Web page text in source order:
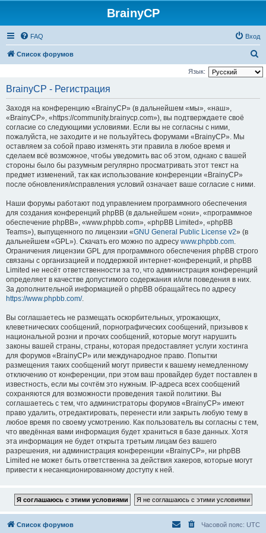
BrainyCP
FAQ Вход
Список форумов
о
Язык:
BrainyCP - Регистрация
Заходя на конференцию «BrainyCP» (в дальнейшем «мы», «наш»,
«BrainyCP», «https://community.brainycp.com»), вы подтверждаете своё
согласие со следующими условиями. Если вы не согласны с ними,
пожалуйста, не заходите и не пользуйтесь форумами «BrainyCP». Мы
оставляем за собой право изменять эти правила в любое время и
сделаем всё возможное, чтобы уведомить вас об этом, однако с вашей
стороны было бы разумным регулярно просматривать этот текст на
предмет изменений, так как использование конференции «BrainyCP»
после обновления/исправления условий означает ваше согласие с ними.
Наши форумы работают под управлением программного обеспечения
для создания конференций phpBB (в дальнейшем «они», «программное
обеспечение phpBB», «www.phpbb.com», «phpBB Limited», «phpBB
Teams»), выпущенного по лицензии «GNU General Public License v2» (в
дальнейшем «GPL»). Скачать его можно по адресу www.phpbb.com.
Ограничения лицензии GPL для программного обеспечения phpBB строго
связаны с организацией и поддержкой интернет-конференций, и phpBB
Limited не несёт ответственности за то, что администрация конференций
определяет в качестве допустимого содержания и/или поведения в них.
За дополнительной информацией о phpBB обращайтесь по адресу
https://www.phpbb.com/.
Вы соглашаетесь не размещать оскорбительных, угрожающих,
клеветнических сообщений, порнографических сообщений, призывов к
национальной розни и прочих сообщений, которые могут нарушить
законы вашей страны, страны, которая предоставляет услуги хостинга
для форумов «BrainyCP» или международное право. Попытки
размещения таких сообщений могут привести к вашему немедленному
отключению от конференции, при этом ваш провайдер будет поставлен в
известность, если мы сочтём это нужным. IP-адреса всех сообщений
сохраняются для возможности проведения такой политики. Вы
соглашаетесь с тем, что администраторы форумов «BrainyCP» имеют
право удалить, отредактировать, перенести или закрыть любую тему в
любое время по своему усмотрению. Как пользователь вы согласны с тем,
что введённая вами информация будет храниться в базе данных. Хотя
эта информация не будет открыта третьим лицам без вашего
разрешения, ни администрация конференции «BrainyCP», ни phpBB
Limited не может быть ответственна за действия хакеров, которые могут
привести к несанкционированному доступу к ней.
Список форумов Часовой пояс: UTC